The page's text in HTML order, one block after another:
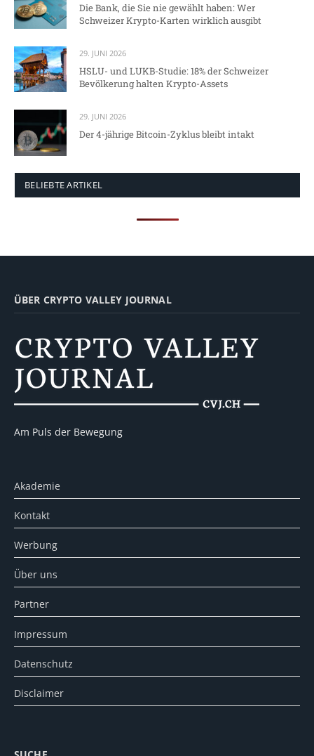
Die Bank, die Sie nie gewählt haben: Wer
Schweizer Krypto-Karten wirklich ausgibt
29. JUNI 2026
HSLU- und LUKB-Studie: 18% der Schweizer
Bevölkerung halten Krypto-Assets
29. JUNI 2026
Der 4-jährige Bitcoin-Zyklus bleibt intakt
BELIEBTE ARTIKEL
ÜBER CRYPTO VALLEY JOURNAL
Am Puls der Bewegung
Akademie
Kontakt
Werbung
Über uns
Partner
Impressum
Datenschutz
Disclaimer